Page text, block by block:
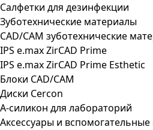
Салфетки для дезинфекции
Зуботехнические материалы
CAD/CAM зуботехнические
IPS e.max ZirCAD Prime
IPS e.max ZirCAD Prime Esthetic
Блоки CAD/CAM
Диски Cercon
А-силикон для лабораторий
Аксессуары и